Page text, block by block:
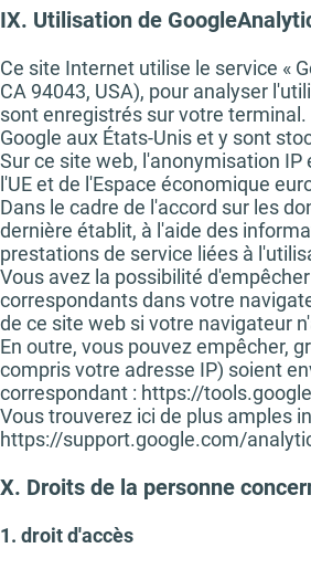
IX. Utilisation de
Ce site Internet utilise le service «
CA 94043, USA), pour analyser
sont enregistrés sur votre
Google aux États-Unis et y sont
Sur ce site web, l'anonymisation
l'UE et de l'Espace économique
Dans le cadre de l'accord sur les
dernière établit, à l'aide des
prestations de service liées à
Vous avez la possibilité
correspondants dans votre
de ce site web si votre navigateur
En outre, vous pouvez empêcher,
compris votre adresse IP) soient
correspondant : https://
Vous trouverez ici de plus amples
https://support.google.com/
X. Droits de la personne
1. droit d'accès